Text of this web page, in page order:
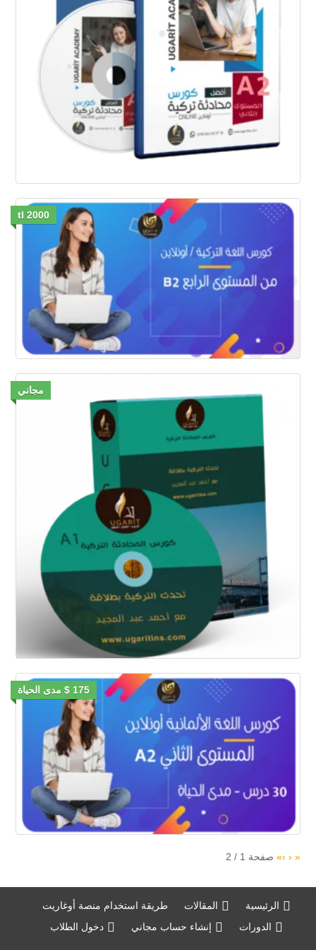
2000 tl
مجاني
175 $ مدى الحياة
«
‹
›
» صفحة 1
/
2
الرئيسية المقالات
طريقة استخدام منصة أوغاريت
الدورات
إنشاء حساب مجاني دخول الطلاب